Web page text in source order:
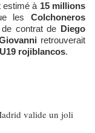
estimé à 15 millions
lesColchoneros
contrat de Diego
retrouverait
U19 rojiblancos.
valide un joli